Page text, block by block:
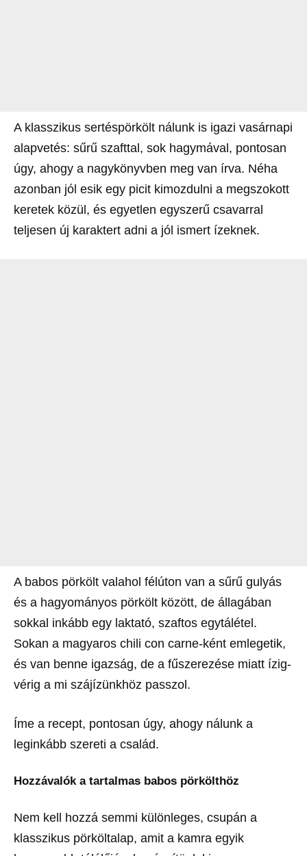
A klasszikus sertéspörkölt nálunk is igazi vasárnapi
alapvetés: sűrű szafttal, sok hagymával, pontosan
úgy, ahogy a nagykönyvben meg van írva. Néha
azonban jól esik egy picit kimozdulni a megszokott
keretek közül, és egyetlen egyszerű csavarral
teljesen új karaktert adni a jól ismert ízeknek.
A babos pörkölt valahol félúton van a sűrű gulyás
és a hagyományos pörkölt között, de állagában
sokkal inkább egy laktató, szaftos egytálétel.
Sokan a magyaros chili con carne-ként emlegetik,
és van benne igazság, de a fűszerezése miatt ízig-
vérig a mi szájízünkhöz passzol.
Íme a recept, pontosan úgy, ahogy nálunk a
leginkább szereti a család.
Hozzávalók a tartalmas babos pörkölthöz
Nem kell hozzá semmi különleges, csupán a
klasszikus pörköltalap, amit a kamra egyik